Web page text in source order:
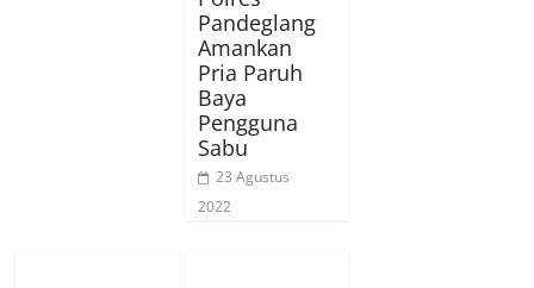
Pandeglang
Amankan
Pria Paruh
Baya
Pengguna
Sabu
23 Agustus
2022